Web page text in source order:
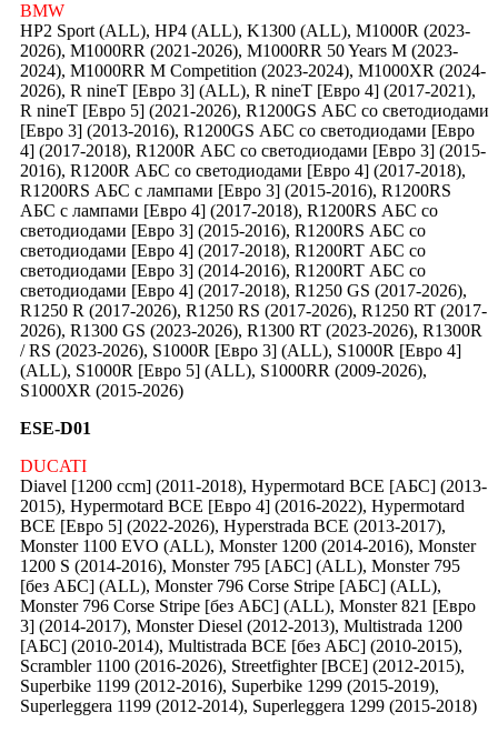
BMW
HP2 Sport (ALL), HP4 (ALL), K1300 (ALL), M1000R (2023-
2026), M1000RR (2021-2026), M1000RR 50 Years M (2023-
2024), M1000RR M Competition (2023-2024), M1000XR (2024-
2026), R nineT [Евро 3] (ALL), R nineT [Евро 4] (2017-2021),
R nineT [Евро 5] (2021-2026), R1200GS АБС со светодиодами
[Евро 3] (2013-2016), R1200GS АБС со светодиодами [Евро
4] (2017-2018), R1200R АБС со светодиодами [Евро 3] (2015-
2016), R1200R АБС со светодиодами [Евро 4] (2017-2018),
R1200RS АБС c лампами [Евро 3] (2015-2016), R1200RS
АБС c лампами [Евро 4] (2017-2018), R1200RS АБС со
светодиодами [Евро 3] (2015-2016), R1200RS АБС со
светодиодами [Евро 4] (2017-2018), R1200RT АБС со
светодиодами [Евро 3] (2014-2016), R1200RT АБС со
светодиодами [Евро 4] (2017-2018), R1250 GS (2017-2026),
R1250 R (2017-2026), R1250 RS (2017-2026), R1250 RT (2017-
2026), R1300 GS (2023-2026), R1300 RT (2023-2026), R1300R
/ RS (2023-2026), S1000R [Евро 3] (ALL), S1000R [Евро 4]
(ALL), S1000R [Евро 5] (ALL), S1000RR (2009-2026),
S1000XR (2015-2026)
ESE-D01
DUCATI
Diavel [1200 ccm] (2011-2018), Hypermotard ВСЕ [АБС] (2013-
2015), Hypermotard ВСЕ [Евро 4] (2016-2022), Hypermotard
ВСЕ [Евро 5] (2022-2026), Hyperstrada ВСЕ (2013-2017),
Monster 1100 EVO (ALL), Monster 1200 (2014-2016), Monster
1200 S (2014-2016), Monster 795 [АБС] (ALL), Monster 795
[без АБС] (ALL), Monster 796 Corse Stripe [АБС] (ALL),
Monster 796 Corse Stripe [без АБС] (ALL), Monster 821 [Евро
3] (2014-2017), Monster Diesel (2012-2013), Multistrada 1200
[АБС] (2010-2014), Multistrada ВСЕ [без АБС] (2010-2015),
Scrambler 1100 (2016-2026), Streetfighter [ВСЕ] (2012-2015),
Superbike 1199 (2012-2016), Superbike 1299 (2015-2019),
Superleggera 1199 (2012-2014), Superleggera 1299 (2015-2018)